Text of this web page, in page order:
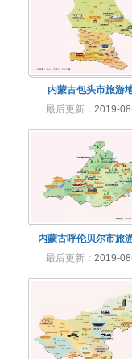
内蒙古包头市旅游
最后更新： 2019-
内蒙古呼伦贝尔市旅
最后更新： 2019-